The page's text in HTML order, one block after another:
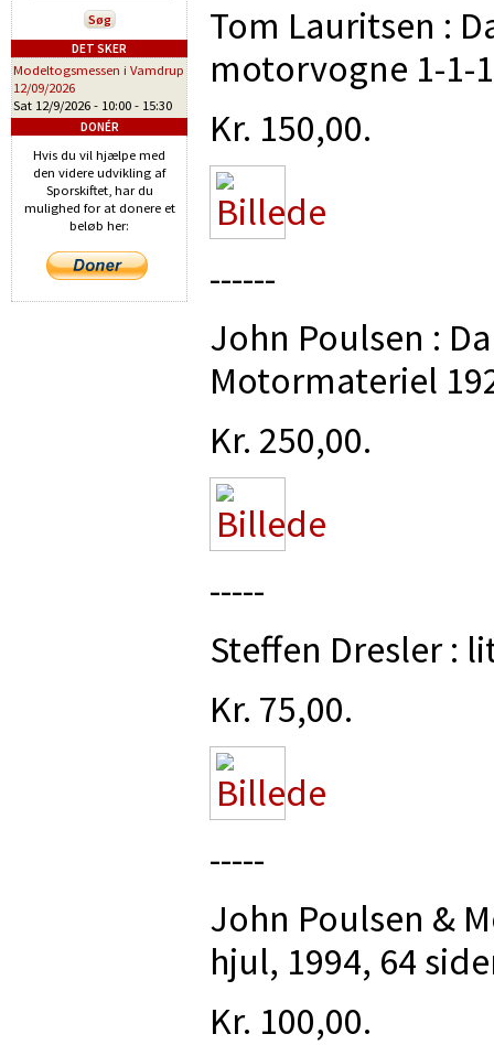
Tom Lauritsen :
motorvogne 1-1-
Kr. 150,00.
------
John Poulsen :
Motormateriel
Kr. 250,00.
-----
Steffen Dresler :
Kr. 75,00.
-----
John Poulsen &
hjul, 1994, 64
Kr. 100,00.
DET SKER
Modeltogsmessen i Vamdrup
12/09/2026
Sat 12/9/2026 - 10:00 - 15:30
DONÉR
Hvis du vil hjælpe med
den videre udvikling af
Sporskiftet, har du
mulighed for at donere et
beløb her: